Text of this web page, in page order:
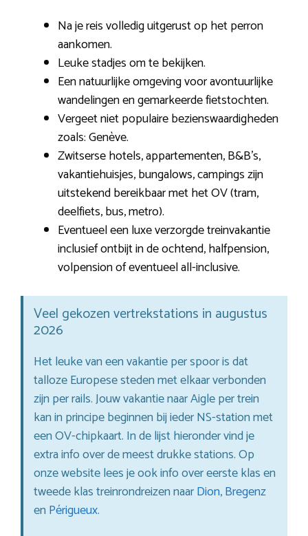
Na je reis volledig uitgerust op het perron
aankomen.
Leuke stadjes om te bekijken.
Een natuurlijke omgeving voor avontuurlijke
wandelingen en gemarkeerde fietstochten.
Vergeet niet populaire bezienswaardigheden
zoals: Genève.
Zwitserse hotels, appartementen, B&B’s,
vakantiehuisjes, bungalows, campings zijn
uitstekend bereikbaar met het OV (tram,
deelfiets, bus, metro).
Eventueel een luxe verzorgde treinvakantie
inclusief ontbijt in de ochtend, halfpension,
volpension of eventueel all-inclusive.
Veel gekozen vertrekstations in augustus
2026
Het leuke van een vakantie per spoor is dat
talloze Europese steden met elkaar verbonden
zijn per rails. Jouw vakantie naar Aigle per trein
kan in principe beginnen bij ieder NS-station met
een OV-chipkaart. In de lijst hieronder vind je
extra info over de meest drukke stations. Op
onze website lees je ook info over eerste klas en
tweede klas treinrondreizen naarDion,Bregenz
en Périgueux.